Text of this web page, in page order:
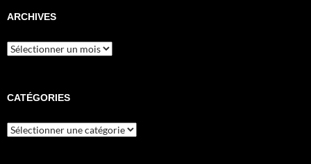
ARCHIVES
Archives
CATÉGORIES
Catégories